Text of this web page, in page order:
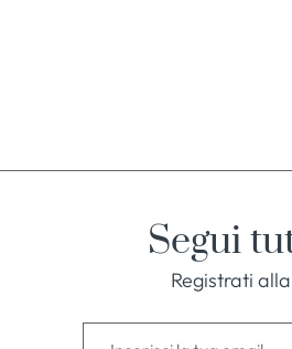
Segui
Registrati